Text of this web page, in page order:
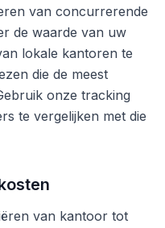
van concurrerende
de waarde van uw
lokale kantoren te
die de meest
onze tracking
te vergelijken met die
van kantoor tot